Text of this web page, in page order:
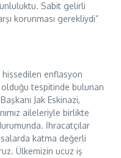
Sabit gelirli
korunması gerekliydi”
enflasyon
tespitinde bulunan
Jak Eskinazi,
aileleriyle birlikte
İhracatçılar
katma değerli
Ülkemizin ucuz iş